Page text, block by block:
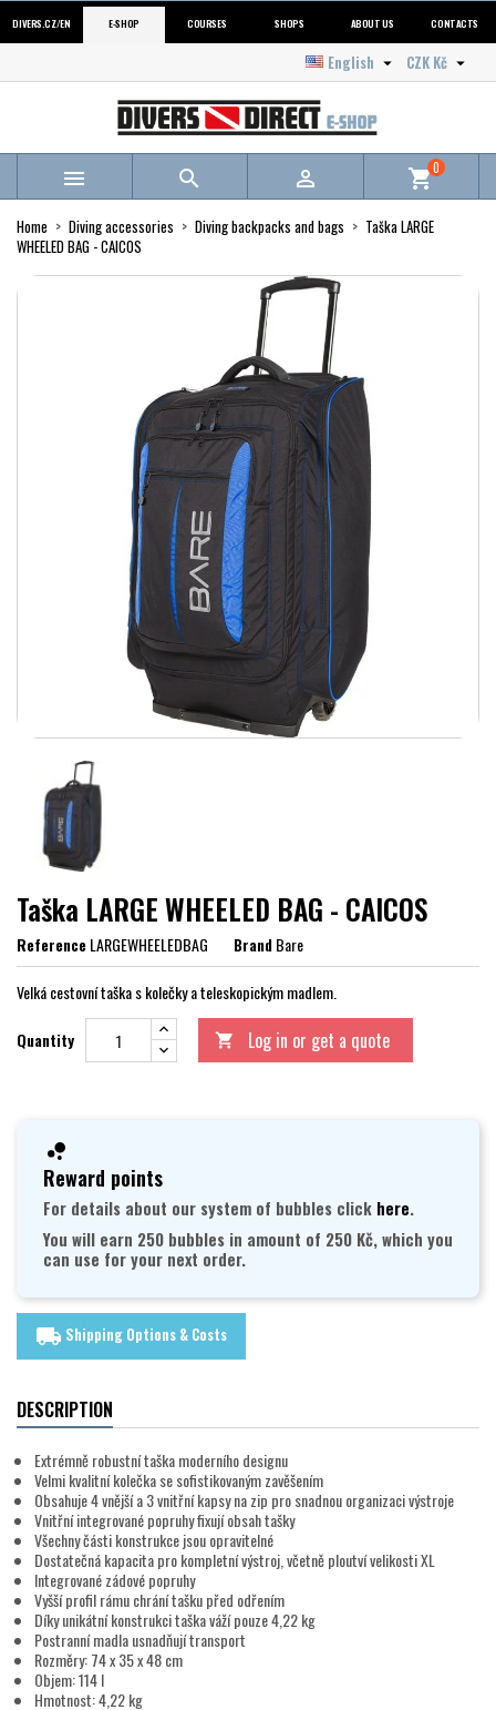
DIVERS.CZ/EN E-SHOP COURSES SHOPS ABOUT US CONTACTS
CZK Kč 
English 
   shopping_cart0
Home Diving accessories Diving backpacks and bags
Taška LARGE
WHEELED BAG - CAICOS
Taška LARGE WHEELED BAG - CAICOS
ReferenceLARGEWHEELEDBAG BrandBare
Velká cestovní taška s kolečky a teleskopickým madlem.
Quantity  Log in or get a quote
Reward points
For details about our system of bubbles click here.
You will earn 250 bubbles in amount of 250 Kč, which you
can use for your next order.
local_shipping Shipping Options & Costs
DESCRIPTION
Extrémně robustní taška moderního designu
Velmi kvalitní kolečka se sofistikovaným zavěšením
Obsahuje 4 vnější a 3 vnitřní kapsy na zip pro snadnou organizaci výstroje
Vnitřní integrované popruhy fixují obsah tašky
Všechny části konstrukce jsou opravitelné
Dostatečná kapacita pro kompletní výstroj, včetně ploutví velikosti XL
Integrované zádové popruhy
Vyšší profil rámu chrání tašku před odřením
Díky unikátní konstrukci taška váží pouze 4,22 kg
Postranní madla usnadňují transport
Rozměry: 74 x 35 x 48 cm
Objem: 114 l
Hmotnost: 4,22 kg